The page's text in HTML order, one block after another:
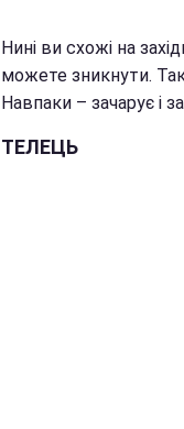
Нині ви схожі на
можете зникнути.
Навпаки – зачарує і
ТЕЛЕЦЬ